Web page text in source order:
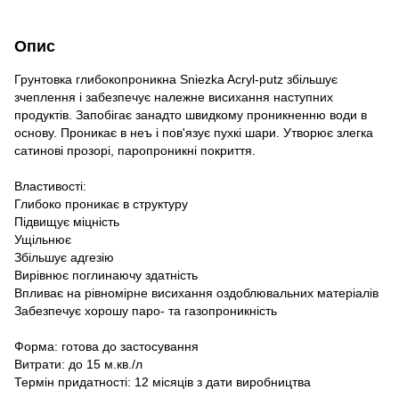
Опис
Грунтовка глибокопроникна Sniezka Acryl-putz збільшує
зчеплення і забезпечує належне висихання наступних
продуктів. Запобігає занадто швидкому проникненню води в
основу. Проникає в неъ і пов'язує пухкі шари. Утворює злегка
сатинові прозорі, паропроникні покриття.
Властивості:
Глибоко проникає в структуру
Підвищує міцність
Ущільнює
Збільшує адгезію
Вирівнює поглинаючу здатність
Впливає на рівномірне висихання оздоблювальних матеріалів
Забезпечує хорошу паро- та газопроникність
Форма: готова до застосування
Витрати: до 15 м.кв./л
Термін придатності: 12 місяців з дати виробництва